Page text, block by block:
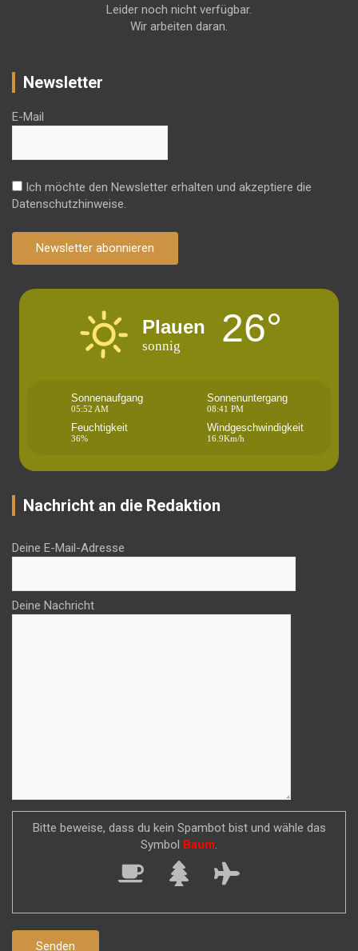
Leider noch nicht verfügbar.
Wir arbeiten daran.
Newsletter
E-Mail
Ich möchte den Newsletter erhalten und akzeptiere die
Datenschutzhinweise.
Newsletter abonnieren
Plauen
sonnig 26°
Sonnenaufgang
05:52 AM
Sonnenuntergang
08:41 PM
Feuchtigkeit
36%
Windgeschwindigkeit
16.9Km/h
Nachricht an die Redaktion
Deine E-Mail-Adresse
Deine Nachricht
Bitte beweise, dass du kein Spambot bist und wähle das
Symbol
Baum.